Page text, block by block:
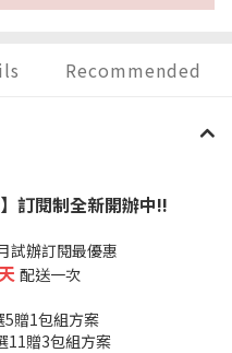
Recommended
訂閱制全新開辦中‼️
試辦訂閱最優惠
配送一次
贈1包組方案
11贈3包組方案